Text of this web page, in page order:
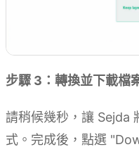
步驟 3：轉換並下載檔
請稍候幾秒，讓 Sejda
式。完成後，點選